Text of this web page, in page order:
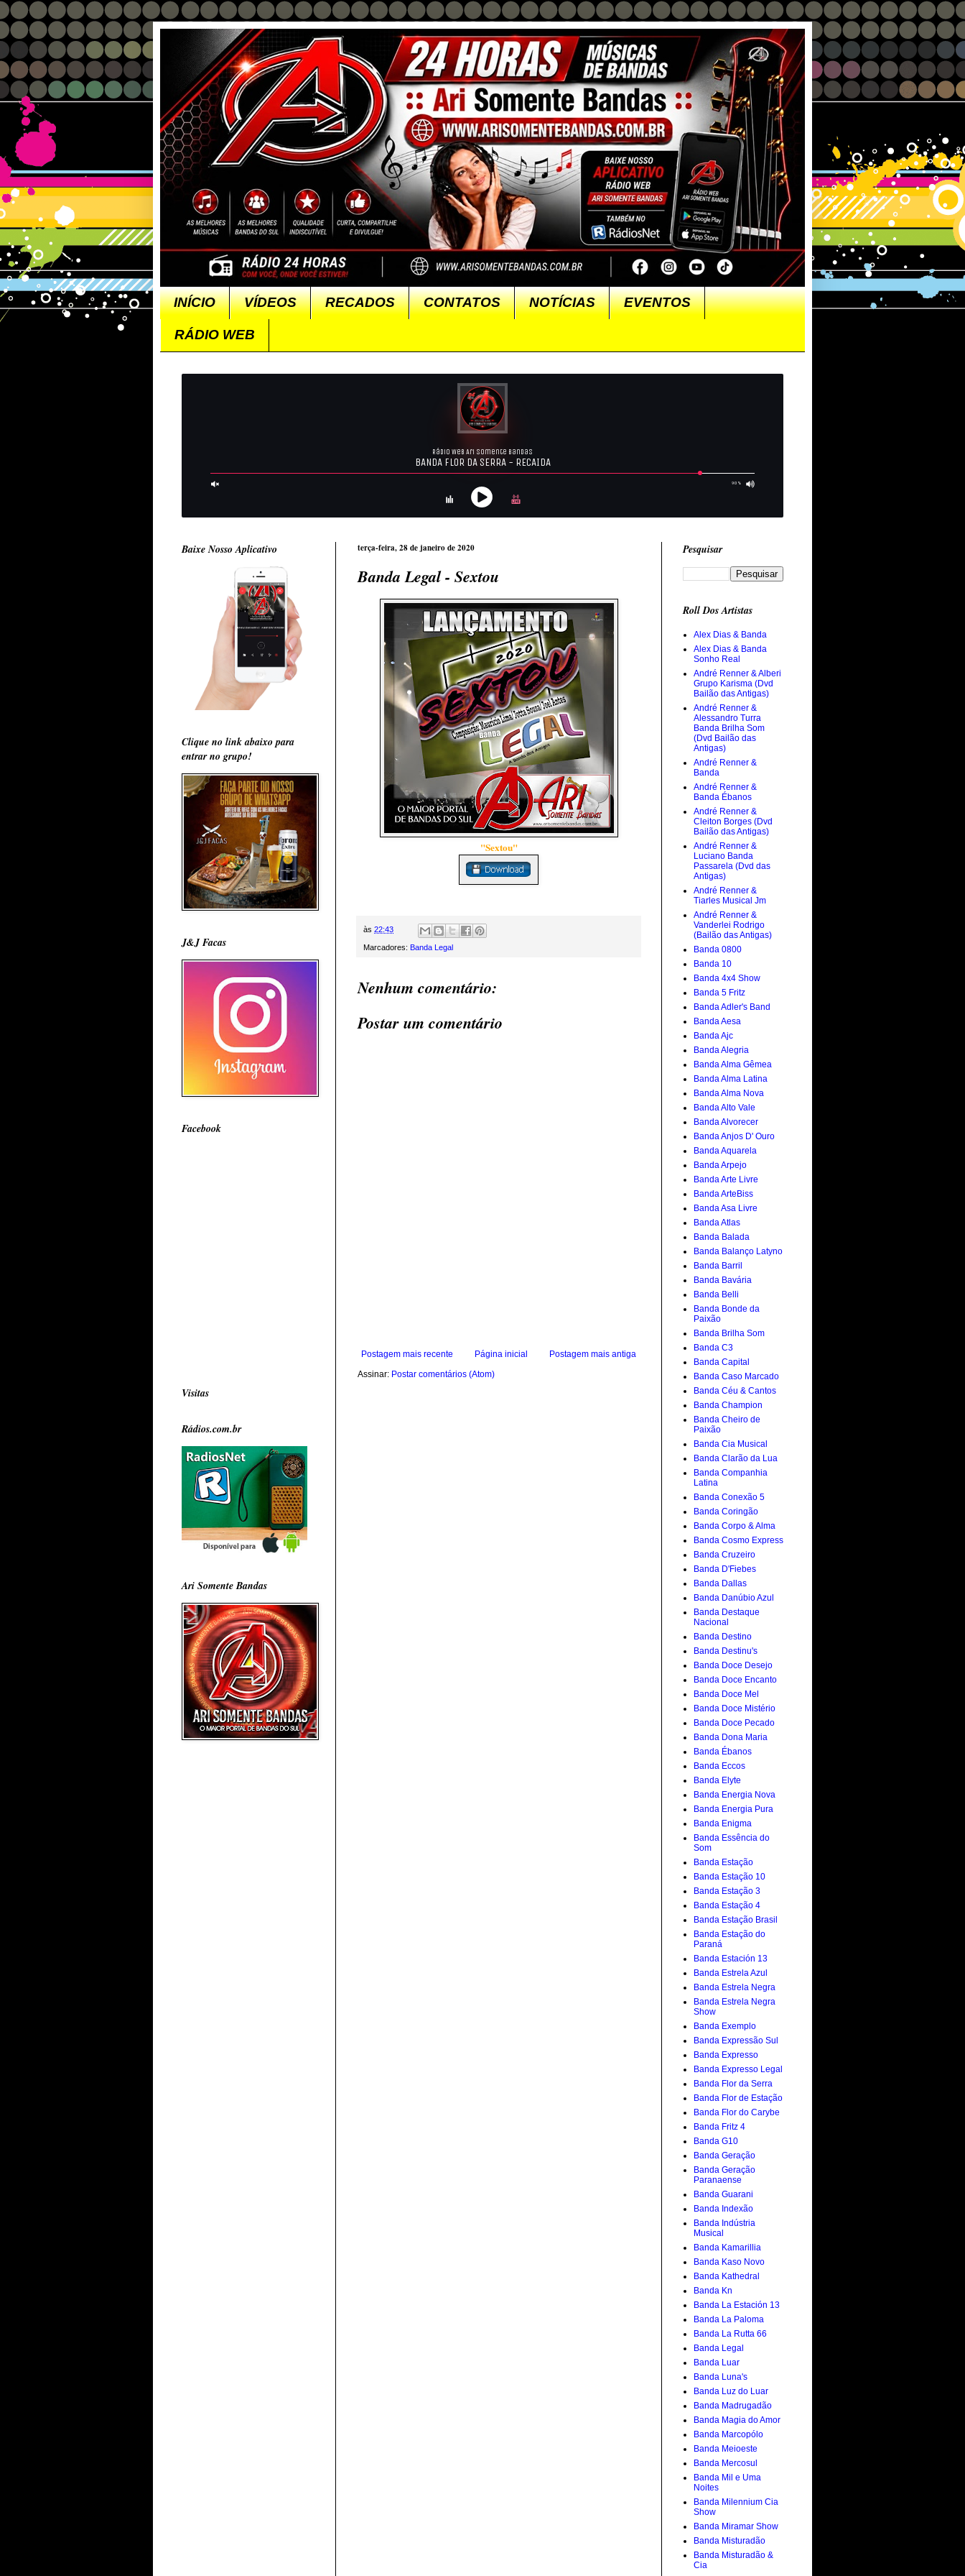
INÍCIO VÍDEOS RECADOS CONTATOS NOTÍCIAS EVENTOS
RÁDIO WEB
terça-feira, 28 de janeiro de 2020
Banda Legal - Sextou
"Sextou"
às 22:43
Marcadores: Banda Legal
Nenhum comentário:
Postar um comentário
Postagem mais recente Postagem mais antiga
Página inicial
Assinar: Postar comentários (Atom)
Baixe Nosso Aplicativo
Clique no link abaixo para
entrar no grupo!
J&J Facas
Facebook
Visitas
Rádios.com.br
Ari Somente Bandas
Pesquisar
Roll Dos Artistas
Alex Dias & Banda
Alex Dias & Banda
Sonho Real
André Renner & Alberi
Grupo Karisma (Dvd
Bailão das Antigas)
André Renner &
Alessandro Turra
Banda Brilha Som
(Dvd Bailão das
Antigas)
André Renner &
Banda
André Renner &
Banda Ébanos
André Renner &
Cleiton Borges (Dvd
Bailão das Antigas)
André Renner &
Luciano Banda
Passarela (Dvd das
Antigas)
André Renner &
Tiarles Musical Jm
André Renner &
Vanderlei Rodrigo
(Bailão das Antigas)
Banda 0800
Banda 10
Banda 4x4 Show
Banda 5 Fritz
Banda Adler's Band
Banda Aesa
Banda Ajc
Banda Alegria
Banda Alma Gêmea
Banda Alma Latina
Banda Alma Nova
Banda Alto Vale
Banda Alvorecer
Banda Anjos D' Ouro
Banda Aquarela
Banda Arpejo
Banda Arte Livre
Banda ArteBiss
Banda Asa Livre
Banda Atlas
Banda Balada
Banda Balanço Latyno
Banda Barril
Banda Bavária
Banda Belli
Banda Bonde da
Paixão
Banda Brilha Som
Banda C3
Banda Capital
Banda Caso Marcado
Banda Céu & Cantos
Banda Champion
Banda Cheiro de
Paixão
Banda Cia Musical
Banda Clarão da Lua
Banda Companhia
Latina
Banda Conexão 5
Banda Coringão
Banda Corpo & Alma
Banda Cosmo Express
Banda Cruzeiro
Banda D'Fiebes
Banda Dallas
Banda Danúbio Azul
Banda Destaque
Nacional
Banda Destino
Banda Destinu's
Banda Doce Desejo
Banda Doce Encanto
Banda Doce Mel
Banda Doce Mistério
Banda Doce Pecado
Banda Dona Maria
Banda Ébanos
Banda Eccos
Banda Elyte
Banda Energia Nova
Banda Energia Pura
Banda Enigma
Banda Essência do
Som
Banda Estação
Banda Estação 10
Banda Estação 3
Banda Estação 4
Banda Estação Brasil
Banda Estação do
Paraná
Banda Estación 13
Banda Estrela Azul
Banda Estrela Negra
Banda Estrela Negra
Show
Banda Exemplo
Banda Expressão Sul
Banda Expresso
Banda Expresso Legal
Banda Flor da Serra
Banda Flor de Estação
Banda Flor do Carybe
Banda Fritz 4
Banda G10
Banda Geração
Banda Geração
Paranaense
Banda Guarani
Banda Indexão
Banda Indústria
Musical
Banda Kamarillia
Banda Kaso Novo
Banda Kathedral
Banda Kn
Banda La Estación 13
Banda La Paloma
Banda La Rutta 66
Banda Legal
Banda Luar
Banda Luna's
Banda Luz do Luar
Banda Madrugadão
Banda Magia do Amor
Banda Marcopólo
Banda Meioeste
Banda Mercosul
Banda Mil e Uma
Noites
Banda Milennium Cia
Show
Banda Miramar Show
Banda Misturadão
Banda Misturadão &
Cia